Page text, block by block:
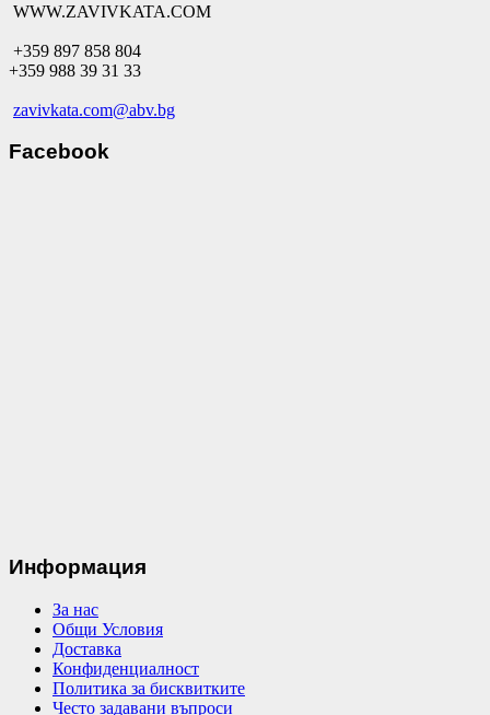
WWW.ZAVIVKATA.COM
+359 897 858 804
+359 988 39 31 33
zavivkata.com@abv.bg
Facebook
Информация
За нас
Общи Условия
Доставка
Конфиденциалност
Политика за бисквитките
Често задавани въпроси